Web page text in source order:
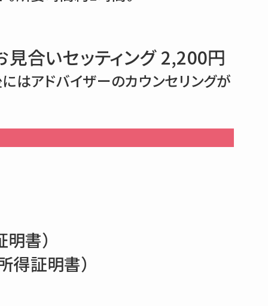
見合いセッティング 2,200円
はアドバイザーのカウンセリングが
書）
得証明書）